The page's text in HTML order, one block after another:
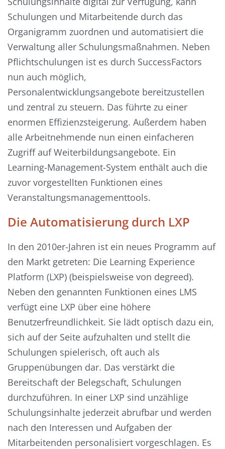
Schulungen und Mitarbeitende durch das
Organigramm zuordnen und automatisiert die
Verwaltung aller Schulungsmaßnahmen. Neben
Pflichtschulungen ist es durch SuccessFactors
nun auch möglich,
Personalentwicklungsangebote bereitzustellen
und zentral zu steuern. Das führte zu einer
enormen Effizienzsteigerung. Außerdem haben
alle Arbeitnehmende nun einen einfacheren
Zugriff auf Weiterbildungsangebote. Ein
Learning-Management-System enthält auch die
zuvor vorgestellten Funktionen eines
Veranstaltungsmanagementtools.
Die Automatisierung durch LXP
In den 2010er-Jahren ist ein neues Programm auf
den Markt getreten: Die Learning Experience
Platform (LXP) (beispielsweise von degreed).
Neben den genannten Funktionen eines LMS
verfügt eine LXP über eine höhere
Benutzerfreundlichkeit. Sie lädt optisch dazu ein,
sich auf der Seite aufzuhalten und stellt die
Schulungen spielerisch, oft auch als
Gruppenübungen dar. Das verstärkt die
Bereitschaft der Belegschaft, Schulungen
durchzuführen. In einer LXP sind unzählige
Schulungsinhalte jederzeit abrufbar und werden
nach den Interessen und Aufgaben der
Mitarbeitenden personalisiert vorgeschlagen. Es